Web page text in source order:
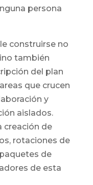
persona
construirse no
también
del plan
que crucen
y
aislados.
creación de
rotaciones de
de
de esta